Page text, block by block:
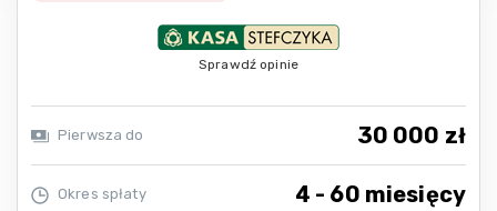
Sprawdź opinie
Pierwsza do 30 000 zł
Okres spłaty 4 - 60 miesięcy